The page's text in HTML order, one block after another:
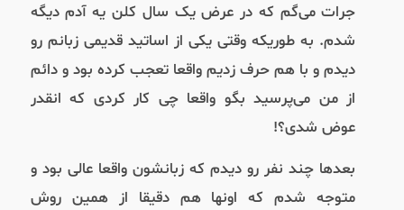
جرات می‌گم که در عرض یک سال کلن یه آدم دیگه
شدم. به طوریکه وقتی یکی از اساتید قدیمی‌ زبانم رو
دیدم و با هم حرف زدیم واقعا تعجب کرده بود و دائم
از من می‌پرسید بگو واقعا چی کار کردی که انقدر
عوض شدی؟!
بعدها چند نفر رو دیدم که زبانشون واقعا عالی بود و
متوجه شدم که اونها هم دقیقا از همین روش